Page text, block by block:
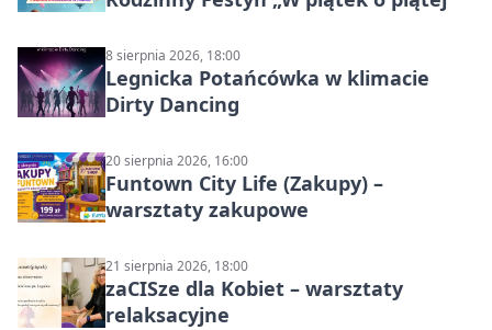
8 sierpnia 2026, 18:00
Legnicka Potańcówka w klimacie
Dirty Dancing
20 sierpnia 2026, 16:00
Funtown City Life (Zakupy) –
warsztaty zakupowe
21 sierpnia 2026, 18:00
zaCISze dla Kobiet – warsztaty
relaksacyjne